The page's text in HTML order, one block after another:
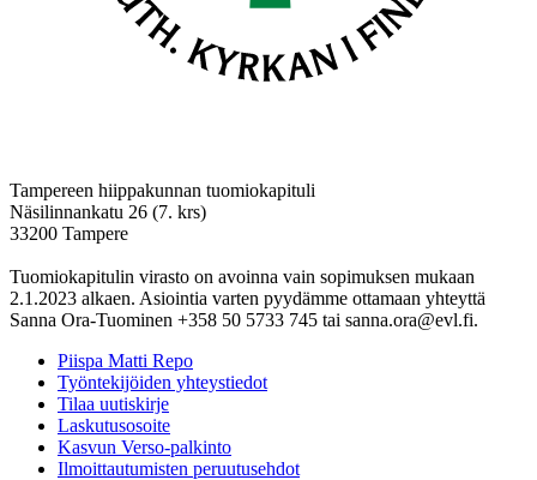
Tampereen hiippakunnan tuomiokapituli
Näsilinnankatu 26 (7. krs)
33200 Tampere
Tuomiokapitulin virasto on avoinna vain sopimuksen mukaan
2.1.2023 alkaen. Asiointia varten pyydämme ottamaan yhteyttä
Sanna Ora-Tuominen +358 50 5733 745 tai sanna.ora@evl.fi.
Piispa Matti Repo
Työntekijöiden yhteystiedot
Tilaa uutiskirje
Laskutusosoite
Kasvun Verso-palkinto
Ilmoittautumisten peruutusehdot